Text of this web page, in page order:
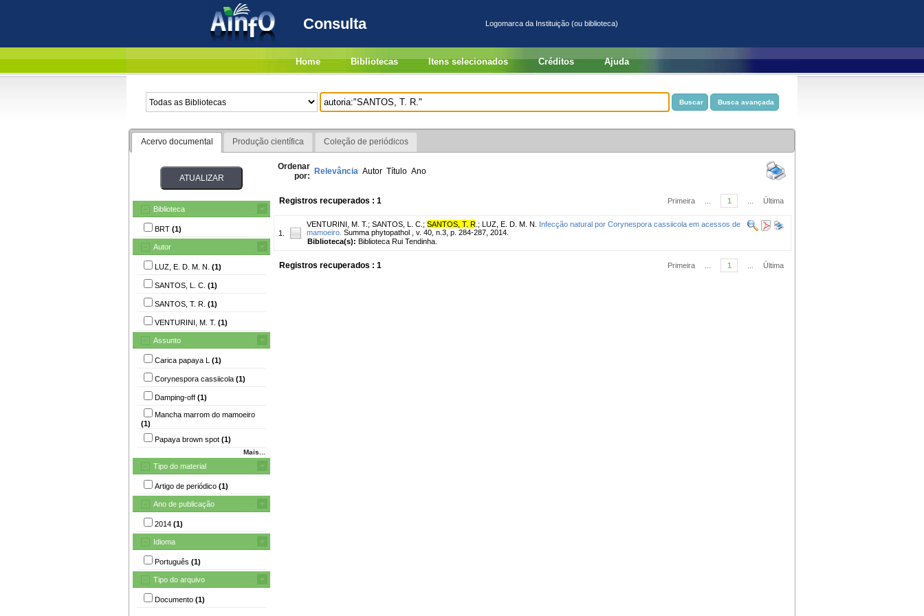
Consulta Logomarca da Instituição (ou biblioteca)
Home Bibliotecas Itens selecionados Créditos Ajuda
Acervo documental Produção científica Coleção de periódicos
Biblioteca
BRT (1)
Autor
LUZ, E. D. M. N. (1)
SANTOS, L. C. (1)
SANTOS, T. R. (1)
VENTURINI, M. T. (1)
Assunto
Carica papaya L (1)
Corynespora cassiicola (1)
Damping-off (1)
Mancha marrom do mamoeiro
(1)
Papaya brown spot (1)
Mais...
Tipo do material
Artigo de periódico (1)
Ano de publicação
2014 (1)
Idioma
Português (1)
Tipo do arquivo
Documento (1)
Ordenar
por: Relevância Autor Título Ano
Registros recuperados : 1 Primeira 1 Última
1.
VENTURINI, M. T. ; SANTOS, L. C. ; SANTOS, T. R ; LUZ, E. D. M. N.
Infecção natural por Corynespora cassiicola em acessos de
mamoeiro. Summa phytopathol , v. 40, n.3, p. 284-287, 2014.
Biblioteca(s): Biblioteca Rui Tendinha.
Registros recuperados : 1 Primeira 1 Última